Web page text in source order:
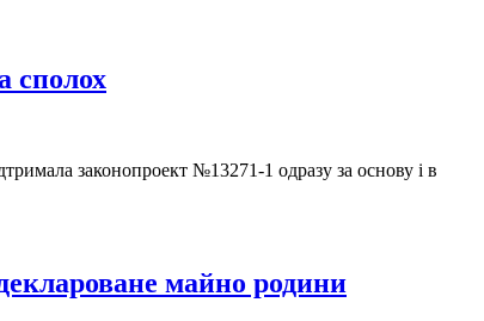
сполох
законопроект №13271-1 одразу за основу і в
майно родини